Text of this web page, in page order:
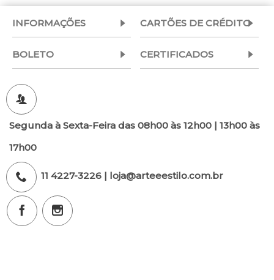
INFORMAÇÕES CARTÕES DE CRÉDITO
BOLETO CERTIFICADOS
Segunda à Sexta-Feira das 08h00 às 12h00 | 13h00 às
17h00
11 4227-3226 | loja@arteeestilo.com.br